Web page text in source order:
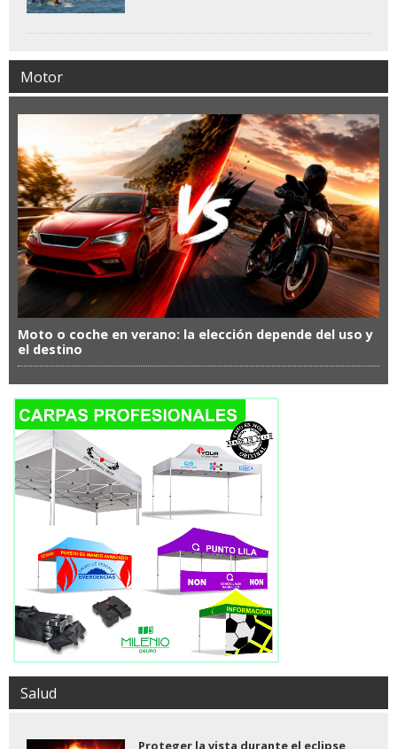
Motor
Moto o coche en verano: la elección depende del uso y
el destino
Salud
Proteger la vista durante el eclipse